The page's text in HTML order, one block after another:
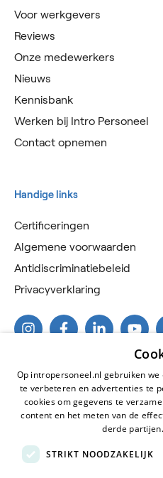
Voor werkgevers
Reviews
Onze medewerkers
Nieuws
Kennisbank
Werken bij Intro Personeel
Contact opnemen
Handige links
Certificeringen
Algemene voorwaarden
Antidiscriminatiebeleid
Privacyverklaring
2026 © Intro Personeel
Certificeringen
Op intropersoneel.nl gebruiken
te verbeteren en advertenties te
cookies om gegevens te
content en het meten van de
derde partijen.
STRIKT NOODZAKELIJK